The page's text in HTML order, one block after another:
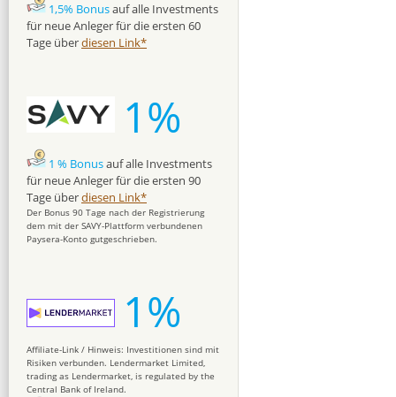
1,5% Bonusauf alle Investments
für neue Anleger für die ersten 60
Tage überdiesen Link*
1%
1 % Bonusauf alle Investments
für neue Anleger für die ersten 90
Tage überdiesen Link*
Der Bonus 90 Tage nach der Registrierung
dem mit der SAVY-Plattform verbundenen
Paysera-Konto gutgeschrieben.
1%
Affiliate-Link / Hinweis: Investitionen sind mit
Risiken verbunden. Lendermarket Limited,
trading as Lendermarket, is regulated by the
Central Bank of Ireland.